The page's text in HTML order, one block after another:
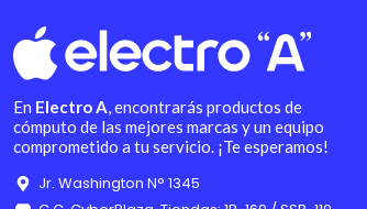
En Electro A, encontrarás productos de
cómputo de las mejores marcas y un equipo
comprometido a tu servicio. ¡Te esperamos!
Jr. Washington N° 1345